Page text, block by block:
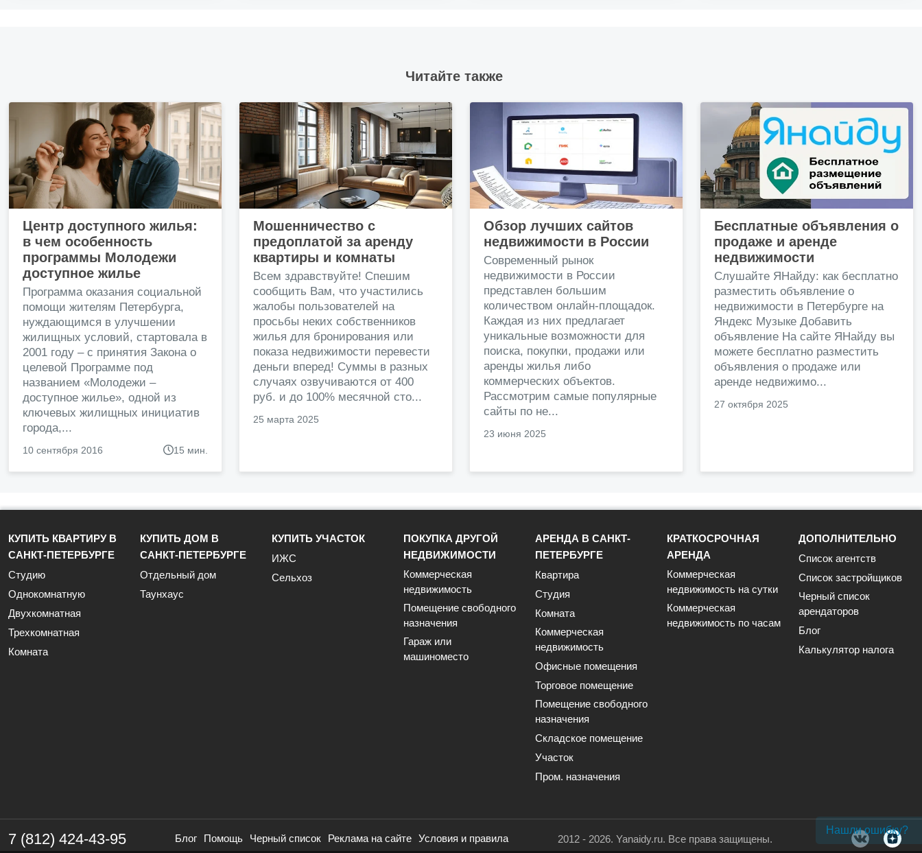
Читайте также
Центр доступного жилья:
в чем особенность
программы Молодежи
доступное жилье
Программа оказания социальной
помощи жителям Петербурга,
нуждающимся в улучшении
жилищных условий, стартовала в
2001 году – с принятия Закона о
целевой Программе под
названием «Молодежи –
доступное жилье», одной из
ключевых жилищных инициатив
города,...
10 сентября 2016 15 мин.
Мошенничество с
предоплатой за аренду
квартиры и комнаты
Всем здравствуйте! Спешим
сообщить Вам, что участились
жалобы пользователей на
просьбы неких собственников
жилья для бронирования или
показа недвижимости перевести
деньги вперед! Суммы в разных
случаях озвучиваются от 400
руб. и до 100% месячной сто...
25 марта 2025
Обзор лучших сайтов
недвижимости в России
Современный рынок
недвижимости в России
представлен большим
количеством онлайн-площадок.
Каждая из них предлагает
уникальные возможности для
поиска, покупки, продажи или
аренды жилья либо
коммерческих объектов.
Рассмотрим самые популярные
сайты по не...
23 июня 2025
Бесплатные объявления о
продаже и аренде
недвижимости
Слушайте ЯНайду: как бесплатно
разместить объявление о
недвижимости в Петербурге на
Яндекс Музыке Добавить
объявление На сайте ЯНайду вы
можете бесплатно разместить
объявления о продаже или
аренде недвижимо...
27 октября 2025
Нашли ошибку?
КУПИТЬ КВАРТИРУ В
САНКТ-ПЕТЕРБУРГЕ
Студию
Однокомнатную
Двухкомнатная
Трехкомнатная
Комната
КУПИТЬ ДОМ В
САНКТ-ПЕТЕРБУРГЕ
Отдельный дом
Таунхаус
КУПИТЬ УЧАСТОК
ИЖС
Сельхоз
ПОКУПКА ДРУГОЙ
НЕДВИЖИМОСТИ
Коммерческая
недвижимость
Помещение свободного
назначения
Гараж или
машиноместо
АРЕНДА В САНКТ-
ПЕТЕРБУРГЕ
Квартира
Студия
Комната
Коммерческая
недвижимость
Офисные помещения
Торговое помещение
Помещение свободного
назначения
Складское помещение
Участок
Пром. назначения
КРАТКОСРОЧНАЯ
АРЕНДА
Коммерческая
недвижимость на сутки
Коммерческая
недвижимость по часам
ДОПОЛНИТЕЛЬНО
Список агентств
Список застройщиков
Черный список
арендаторов
Блог
Калькулятор налога
7 (812) 424-43-95 Блог Помощь Черный список Реклама на сайте Условия и правила 2012 - 2026. Yanaidy.ru. Все права защищены.